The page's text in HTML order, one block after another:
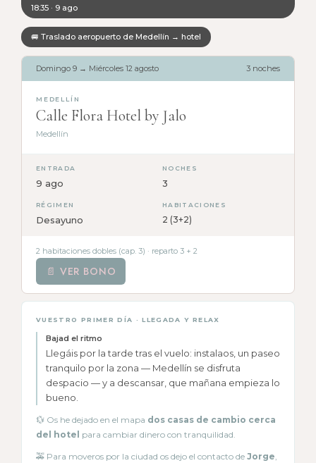
18:35 · 9 ago
🚐 Traslado aeropuerto de Medellín → hotel
Domingo 9 → Miércoles 12 agosto 3 noches
MEDELLÍN
Calle Flora Hotel by Jalo
Medellín
ENTRADA
9 ago
NOCHES
3
RÉGIMEN
Desayuno
HABITACIONES
2 (3+2)
2 habitaciones dobles (cap. 3) · reparto 3 + 2
📄 VER BONO
VUESTRO PRIMER DÍA · LLEGADA Y RELAX
Bajad el ritmo
Llegáis por la tarde tras el vuelo: instalaos, un paseo
tranquilo por la zona — Medellín se disfruta
despacio — y a descansar, que mañana empieza lo
bueno.
💱 Os he dejado en el mapa dos casas de cambio cerca
del hotel para cambiar dinero con tranquilidad.
🚕 Para moveros por la ciudad os dejo el contacto de Jorge,